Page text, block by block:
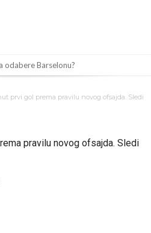
odabere Barselonu?
Ko su njegovi saveznici?
ali Real još uvijek ne zatvara
pojačanja
zamenu za Rodrija, i to kakvu!
prvi gol prema pravilu novog ofsajda. Sledi
pravilu novog ofsajda. Sledi